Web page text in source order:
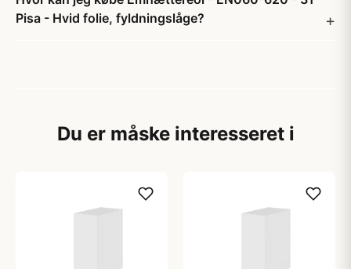
Pisa - Hvid folie, fyldningslåge?
Du er måske interesseret i